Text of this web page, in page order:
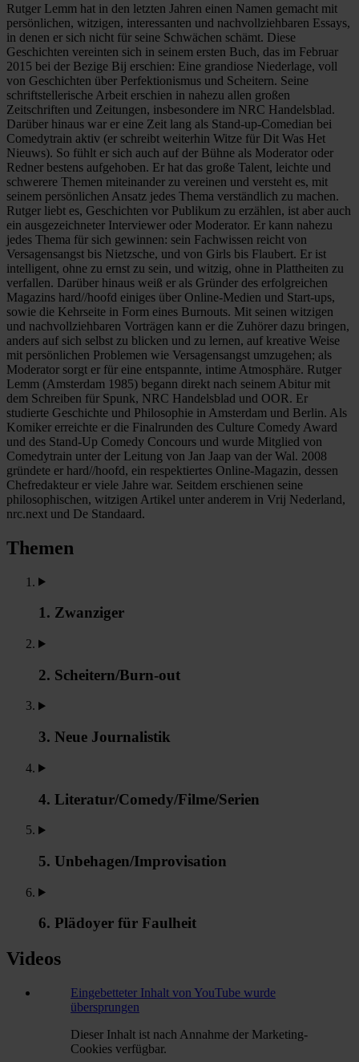
Rutger Lemm hat in den letzten Jahren einen Namen gemacht mit
persönlichen, witzigen, interessanten und nachvollziehbaren Essays,
in denen er sich nicht für seine Schwächen schämt. Diese
Geschichten vereinten sich in seinem ersten Buch, das im Februar
2015 bei der Bezige Bij erschien: Eine grandiose Niederlage, voll
von Geschichten über Perfektionismus und Scheitern. Seine
schriftstellerische Arbeit erschien in nahezu allen großen
Zeitschriften und Zeitungen, insbesondere im NRC Handelsblad.
Darüber hinaus war er eine Zeit lang als Stand-up-Comedian bei
Comedytrain aktiv (er schreibt weiterhin Witze für Dit Was Het
Nieuws). So fühlt er sich auch auf der Bühne als Moderator oder
Redner bestens aufgehoben. Er hat das große Talent, leichte und
schwerere Themen miteinander zu vereinen und versteht es, mit
seinem persönlichen Ansatz jedes Thema verständlich zu machen.
Rutger liebt es, Geschichten vor Publikum zu erzählen, ist aber auch
ein ausgezeichneter Interviewer oder Moderator. Er kann nahezu
jedes Thema für sich gewinnen: sein Fachwissen reicht von
Versagensangst bis Nietzsche, und von Girls bis Flaubert. Er ist
intelligent, ohne zu ernst zu sein, und witzig, ohne in Plattheiten zu
verfallen. Darüber hinaus weiß er als Gründer des erfolgreichen
Magazins hard//hoofd einiges über Online-Medien und Start-ups,
sowie die Kehrseite in Form eines Burnouts. Mit seinen witzigen
und nachvollziehbaren Vorträgen kann er die Zuhörer dazu bringen,
anders auf sich selbst zu blicken und zu lernen, auf kreative Weise
mit persönlichen Problemen wie Versagensangst umzugehen; als
Moderator sorgt er für eine entspannte, intime Atmosphäre. Rutger
Lemm (Amsterdam 1985) begann direkt nach seinem Abitur mit
dem Schreiben für Spunk, NRC Handelsblad und OOR. Er
studierte Geschichte und Philosophie in Amsterdam und Berlin. Als
Komiker erreichte er die Finalrunden des Culture Comedy Award
und des Stand-Up Comedy Concours und wurde Mitglied von
Comedytrain unter der Leitung von Jan Jaap van der Wal. 2008
gründete er hard//hoofd, ein respektiertes Online-Magazin, dessen
Chefredakteur er viele Jahre war. Seitdem erschienen seine
philosophischen, witzigen Artikel unter anderem in Vrij Nederland,
nrc.next und De Standaard.
Themen
1. Zwanziger
2. Scheitern/Burn-out
3. Neue Journalistik
4. Literatur/Comedy/Filme/Serien
5. Unbehagen/Improvisation
6. Plädoyer für Faulheit
Videos
Eingebetteter Inhalt von YouTube wurde
übersprungen
Dieser Inhalt ist nach Annahme der Marketing-
Cookies verfügbar.